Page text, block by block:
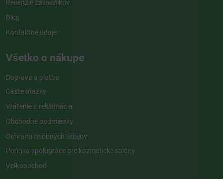
Recenzie zákazníkov
Blog
Kontaktné údaje
Všetko o nákupe
Doprava a platba
Časté otázky
Vrátenie a reklamácia
Obchodné podmienky
Ochrana osobných údajov
Ponuka spolupráce pre kozmetické salóny
Veľkoobchod